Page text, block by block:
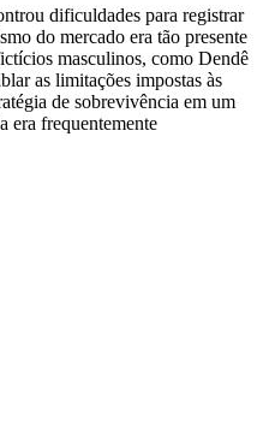
dificuldades para registrar
do mercado era tão presente
masculinos, como Dendê
as limitações impostas às
de sobrevivência em um
era frequentemente